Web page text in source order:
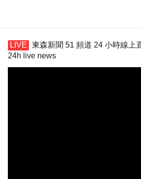
東森新聞 51 頻道 24 小時線上
24h live news